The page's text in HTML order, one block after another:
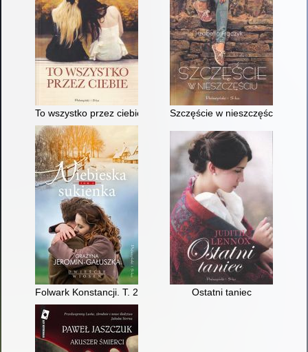
To wszystko przez ciebie Szczęście w nieszczęściu
Folwark Konstancji. T. 2, Ostatni taniec